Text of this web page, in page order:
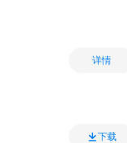
详情
下载